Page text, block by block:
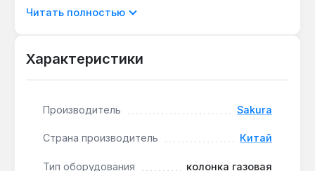
подходит для помещений с дымоходом
Энергонезависимость при отключении
при отсутствии электричества — актуально
Медный теплообменник и горелка из
Читать полностью
Характеристики
Производитель Sakura
Страна производитель Китай
Тип оборудования колонка газовая